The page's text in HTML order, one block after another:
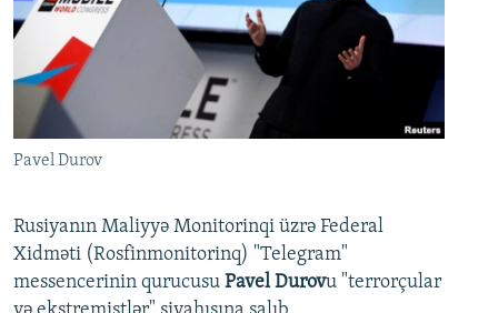
Pavel Durov
Rusiyanın Maliyyə Monitorinqi üzrə Federal
Xidməti (Rosfinmonitorinq) "Telegram"
messencerinin qurucusu Pavel Durovu "terrorçular